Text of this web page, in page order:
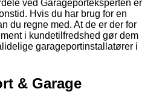
ved Garageporteksperten er
Hvis du har brug for en
du regne med. At de er der for
i kundetilfredshed gør dem
garageportinstallatører i
& Garage